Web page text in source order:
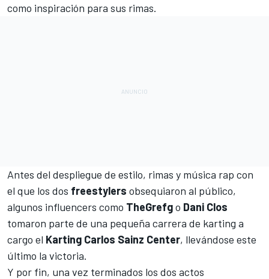
como inspiración para sus rimas.
Antes del despliegue de estilo, rimas y música rap con
el que los dos freestylers obsequiaron al público,
algunos influencers como TheGrefgo Dani Clos
tomaron parte de una pequeña carrera de karting a
cargo el Karting Carlos Sainz Center, llevándose este
último la victoria.
Y por fin, una vez terminados los dos actos